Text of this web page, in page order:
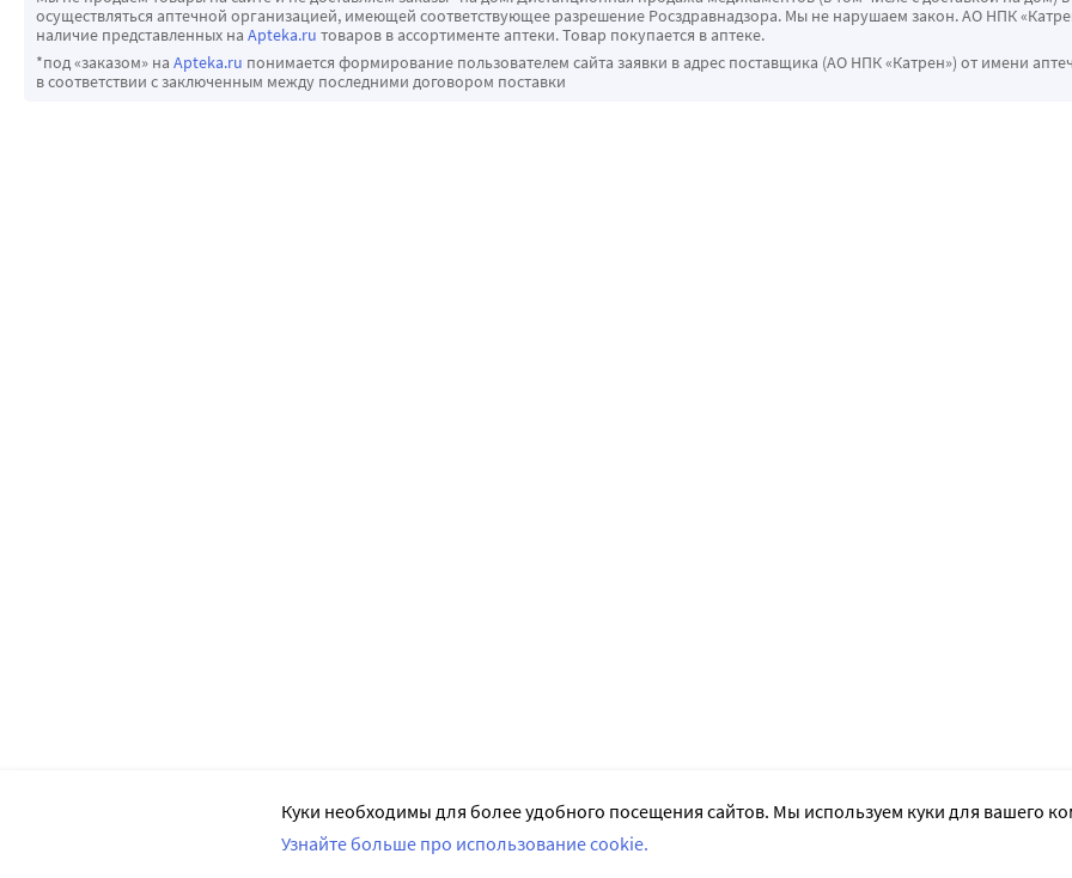
осуществляться аптечной организацией, имеющей соответствующее разрешение Росздравнадзора. Мы не нарушаем закон. АО НПК
наличие представленных на Apteka.ru товаров в ассортименте аптеки. Товар покупается в аптеке.
*под «заказом» на Apteka.ru понимается формирование пользователем сайта заявки в адрес поставщика (АО НПК «Катрен») от имени
в соответствии с заключенным между последними договором поставки
Куки необходимы для более удобного посещения сайтов. Мы используем куки для вашего
Узнайте больше про использование cookie.